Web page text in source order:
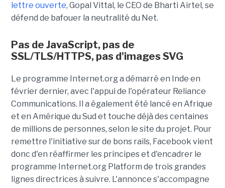
lettre ouverte, Gopal Vittal, le CEO de Bharti Airtel, se
défend de bafouer la neutralité du Net.
Pas de JavaScript, pas de
SSL/TLS/HTTPS, pas d'images SVG
Le programme Internet.org a démarré en Inde en
février dernier, avec l'appui de l'opérateur Reliance
Communications. Il a également été lancé en Afrique
et en Amérique du Sud et touche déjà des centaines
de millions de personnes, selon le site du projet. Pour
remettre l'initiative sur de bons rails, Facebook vient
donc d'en réaffirmer les principes et d'encadrer le
programme Internet.org Platform de trois grandes
lignes directrices à suivre. L'annonce s'accompagne